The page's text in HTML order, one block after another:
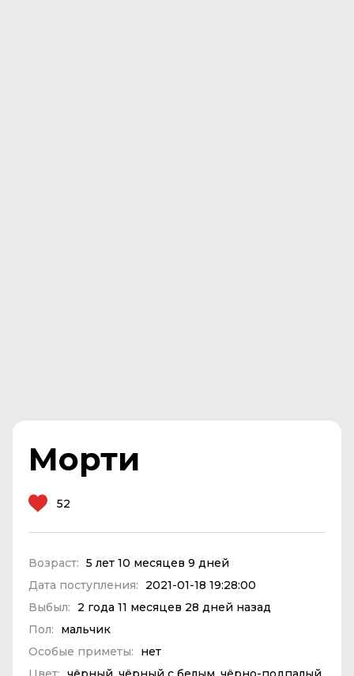
Морти
52
Возраст: 5 лет 10 месяцев 9 дней
Дата поступления:
2021-01-18 19:28:00
Выбыл:
2 года 11 месяцев 28 дней назад
Пол:
мальчик
Особые приметы:
нет